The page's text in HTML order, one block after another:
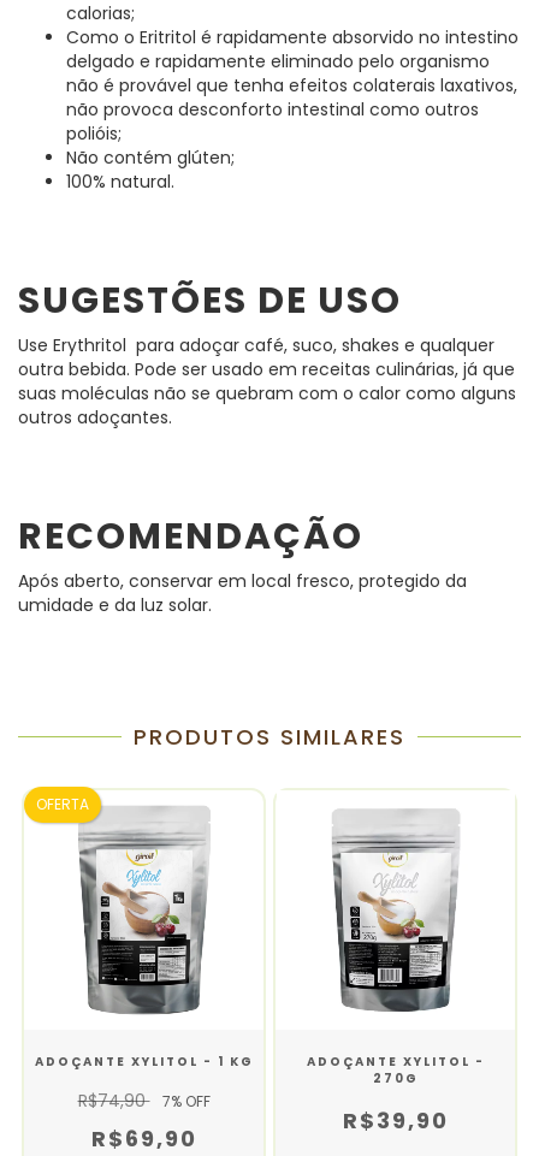
calorias;
Como o Eritritol é rapidamente absorvido no intestino
delgado e rapidamente eliminado pelo organismo
não é provável que tenha efeitos colaterais laxativos,
não provoca desconforto intestinal como outros
polióis;
Não contém glúten;
100% natural.
SUGESTÕES DE USO
Use Erythritol para adoçar café, suco, shakes e qualquer
outra bebida. Pode ser usado em receitas culinárias, já que
suas moléculas não se quebram com o calor como alguns
outros adoçantes.
RECOMENDAÇÃO
Após aberto, conservar em local fresco, protegido da
umidade e da luz solar.
PRODUTOS SIMILARES
OFERTA
ADOÇANTE XYLITOL - 1 KG
R$74,90 7% OFF
R$69,90
ADOÇANTE XYLITOL -
270G
R$39,90